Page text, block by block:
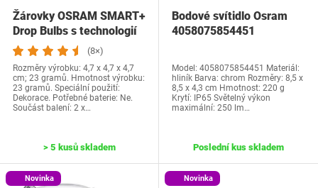
Žárovky OSRAM SMART+
Drop Bulbs s technologií
Matter over…
(8×)
Rozměry výrobku: 4,7 x 4,7 x 4,7
cm; 23 gramů. Hmotnost výrobku:
23 gramů. Speciální použití:
Dekorace. Potřebné baterie: Ne.
Součást balení: 2 x…
> 5 kusů skladem
Bodové svítidlo Osram
4058075854451
Model: 4058075854451 Materiál:
hliník Barva: chrom Rozměry: 8,5 x
8,5 x 4,3 cm Hmotnost: 220 g
Krytí: IP65 Světelný výkon
maximální: 250 lm…
Poslední kus skladem
Novinka Novinka